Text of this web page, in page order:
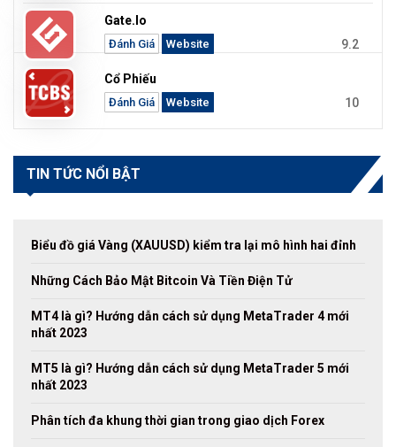
Gate.io
Đánh Giá Website 9.2
Cổ Phiếu
Đánh Giá Website 10
TIN TỨC NỔI BẬT
Biểu đồ giá Vàng (XAUUSD) kiểm tra lại mô hình hai đỉnh
Những Cách Bảo Mật Bitcoin Và Tiền Điện Tử
MT4 là gì? Hướng dẫn cách sử dụng MetaTrader 4 mới
nhất 2023
MT5 là gì? Hướng dẫn cách sử dụng MetaTrader 5 mới
nhất 2023
Phân tích đa khung thời gian trong giao dịch Forex